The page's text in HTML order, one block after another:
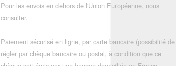
Pour les envois en dehors de l'Union Européenne, nous
consulter.
Paiement sécurisé en ligne, par carte bancaire (possibilité de
régler par chèque bancaire ou postal, à condition que ce